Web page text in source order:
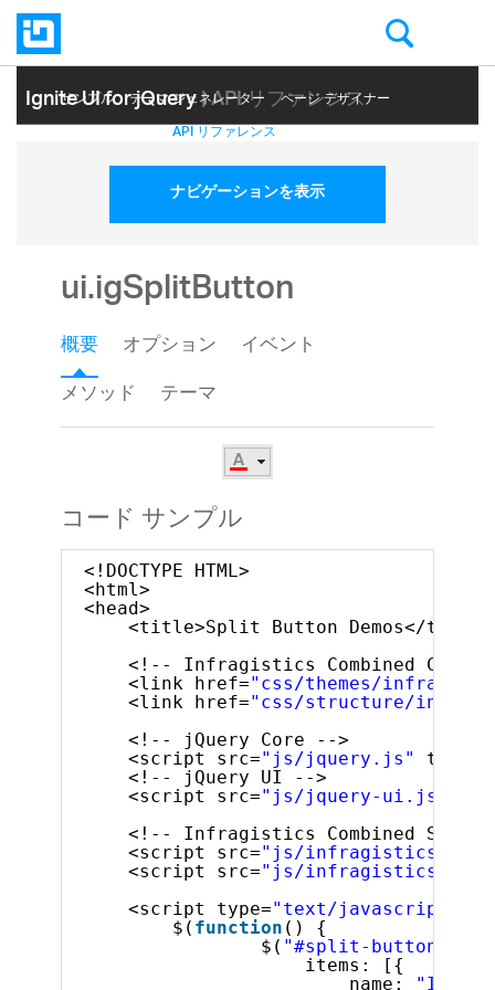
Ignite UI for jQuery| API リファレンス
サンプル テーマ ジェネレーター ページ デザイナー
ヘルプ トピック API リファレンス
ナビゲーションを表示
ui.igSplitButton
概要 オプション
イベント
メソッド
テーマ
コード サンプル
<!DOCTYPE HTML>
<html>
<head>
<title>Split Button Demos</title>
<!-- Infragistics Combined
<link href="css/themes/
<link href="css/structure/
<!-- jQuery Core -->
<script src="js/jquery.js" type=
<!-- jQuery UI -->
<script src="js/jquery-ui.js"
<!-- Infragistics Combined
<script src="js/
<script src="js/
<script type="text/javascript"
$( function () {
$( "#split-button-
items: [{
name: